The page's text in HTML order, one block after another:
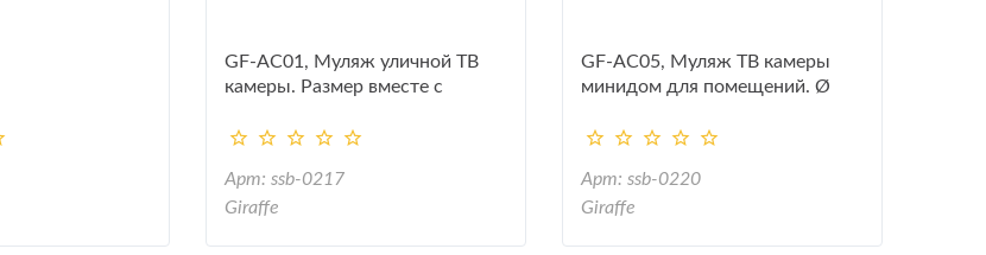
GF-AC01, Муляж уличной ТВ
камеры. Размер вместе с
Арт: ssb-0217
Giraffe
GF-AC05, Муляж ТВ камеры
минидом для помещений. Ø
Арт: ssb-0220
Giraffe